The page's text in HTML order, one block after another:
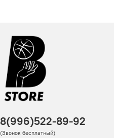
8(996)522-89-92
(Звонок бесплатный)